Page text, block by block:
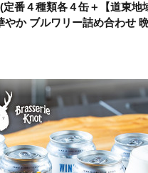
番４種類各４缶＋【道東
か ブルワリー詰め合わせ